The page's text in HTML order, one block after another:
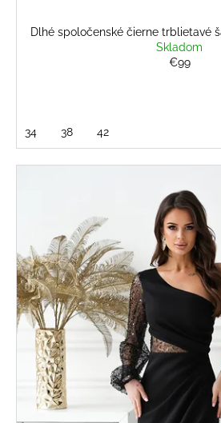
Dlhé spoločenské čierne trblietavé
Skladom
€99
34 38 42